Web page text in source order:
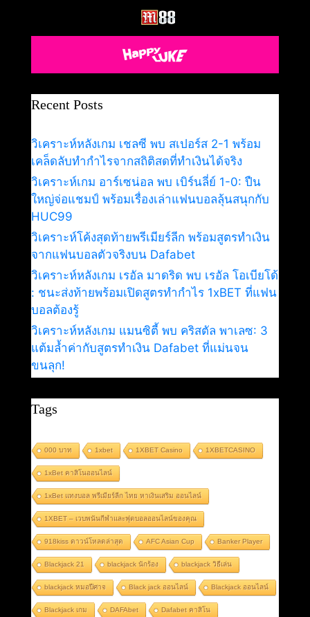
Recent Posts
วิเคราะห์หลังเกม เชลซี พบ สเปอร์ส 2-1 พร้อม
เคล็ดลับทำกำไรจากสถิติสดที่ทำเงินได้จริง
วิเคราะห์เกม อาร์เซน่อล พบ เบิร์นลี่ย์ 1-0: ปืน
ใหญ่จ่อแชมป์ พร้อมเรื่องเล่าแฟนบอลลุ้นสนุกกับ
HUC99
วิเคราะห์โค้งสุดท้ายพรีเมียร์ลีก พร้อมสูตรทำเงิน
จากแฟนบอลตัวจริงบน Dafabet
วิเคราะห์หลังเกม เรอัล มาดริด พบ เรอัล โอเบียโด้
: ชนะส่งท้ายพร้อมเปิดสูตรทำกำไร 1xBET ที่แฟน
บอลต้องรู้
วิเคราะห์หลังเกม แมนซิตี้ พบ คริสตัล พาเลซ: 3
แต้มล้ำค่ากับสูตรทำเงิน Dafabet ที่แม่นจน
ขนลุก!
Tags
000 บาท 1xbet 1XBET Casino 1XBETCASINO
1xBet คาสิโนออนไลน์
1xBet แทงบอล พรีเมียร์ลีก ไทย หาเงินเสริม ออนไลน์
1XBET – เวบพนันกีฬาและฟุตบอลออนไลน์ของคุณ
918kiss ดาวน์โหลดล่าสุด AFC Asian Cup Banker Player
Blackjack 21 blackjack นักร้อง blackjack วิธีเล่น
blackjack หมอปีศาจ Black jack ออนไลน์ Blackjack ออนไลน์
Blackjack เกม DAFAbet Dafabet คาสิโน